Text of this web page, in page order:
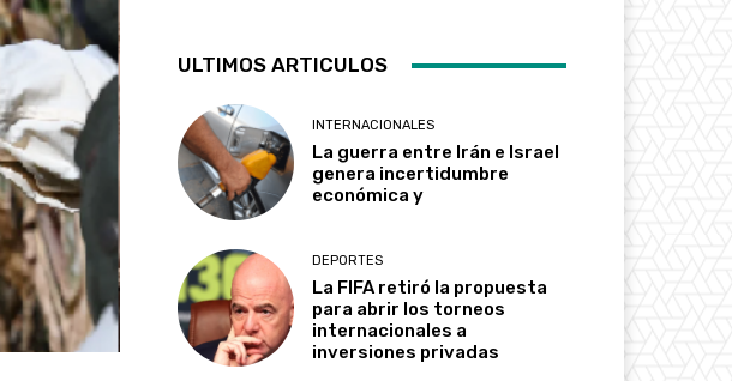
ULTIMOS ARTICULOS
INTERNACIONALES
La guerra entre Irán e Israel
genera incertidumbre
económica y
DEPORTES
La FIFA retiró la propuesta
para abrir los torneos
internacionales a
inversiones privadas